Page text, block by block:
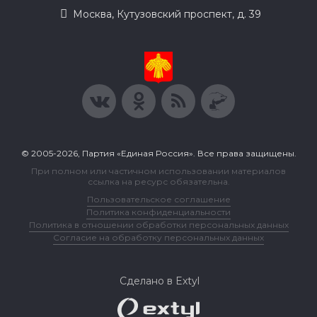
Москва, Кутузовский проспект, д. 39
© 2005-2026, Партия «Единая Россия». Все права защищены.
При полном или частичном использовании материалов
ссылка на ресурс обязательна.
Пользовательское соглашение
Политика конфиденциальности
Политика в отношении обработки персональных данных
Согласие на обработку персональных данных
Сделано в Extyl